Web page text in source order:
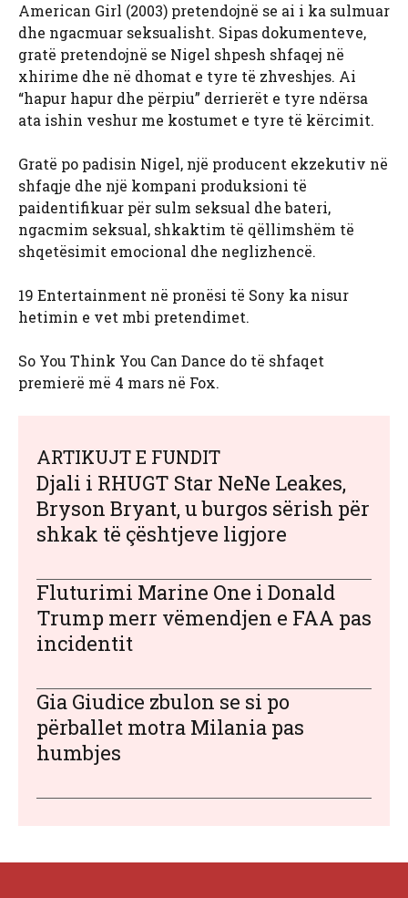
American Girl (2003) pretendojnë se ai i ka sulmuar
dhe ngacmuar seksualisht. Sipas dokumenteve,
gratë pretendojnë se Nigel shpesh shfaqej në
xhirime dhe në dhomat e tyre të zhveshjes. Ai
“hapur hapur dhe përpiu” derrierët e tyre ndërsa
ata ishin veshur me kostumet e tyre të kërcimit.
Gratë po padisin Nigel, një producent ekzekutiv në
shfaqje dhe një kompani produksioni të
paidentifikuar për sulm seksual dhe bateri,
ngacmim seksual, shkaktim të qëllimshëm të
shqetësimit emocional dhe neglizhencë.
19 Entertainment në pronësi të Sony ka nisur
hetimin e vet mbi pretendimet.
So You Think You Can Dance do të shfaqet
premierë më 4 mars në Fox.
ARTIKUJT E FUNDIT
Djali i RHUGT Star NeNe Leakes,
Bryson Bryant, u burgos sërish për
shkak të çështjeve ligjore
Fluturimi Marine One i Donald
Trump merr vëmendjen e FAA pas
incidentit
Gia Giudice zbulon se si po
përballet motra Milania pas
humbjes